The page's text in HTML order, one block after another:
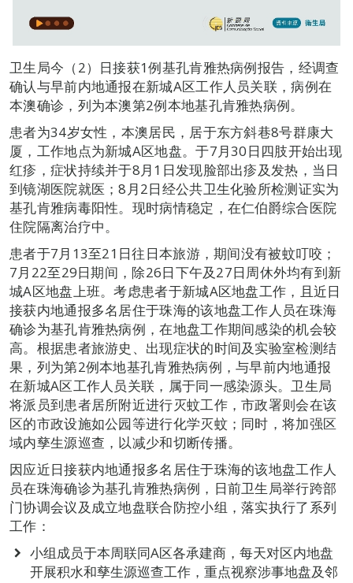
卫生局今（2）日接获1例基孔肯雅热病例报告，经调查
确认与早前内地通报在新城A区工作人员关联，病例在
本澳确诊，列为本澳第2例本地基孔肯雅热病例。
患者为34岁女性，本澳居民，居于东方斜巷8号群康大
厦，工作地点为新城A区地盘。于7月30日四肢开始出现
红疹，症状持续并于8月1日发现脸部出疹及发热，当日
到镜湖医院就医；8月2日经公共卫生化验所检测证实为
基孔肯雅病毒阳性。现时病情稳定，在仁伯爵综合医院
住院隔离治疗中。
患者于7月13至21日往日本旅游，期间没有被蚊叮咬；
7月22至29日期间，除26日下午及27日周休外均有到新
城A区地盘上班。考虑患者于新城A区地盘工作，且近日
接获内地通报多名居住于珠海的该地盘工作人员在珠海
确诊为基孔肯雅热病例，在地盘工作期间感染的机会较
高。根据患者旅游史、出现症状的时间及实验室检测结
果，列为第2例本地基孔肯雅热病例，与早前内地通报
在新城A区工作人员关联，属于同一感染源头。卫生局
将派员到患者居所附近进行灭蚊工作，市政署则会在该
区的市政设施如公园等进行化学灭蚊；同时，将加强区
域内孳生源巡查，以减少和切断传播。
因应近日接获内地通报多名居住于珠海的该地盘工作人
员在珠海确诊为基孔肯雅热病例，日前卫生局举行跨部
门协调会议及成立地盘联合防控小组，落实执行了系列
工作：
小组成员于本周联同A区各承建商，每天对区内地盘
开展积水和孳生源巡查工作，重点视察涉事地盘及邻